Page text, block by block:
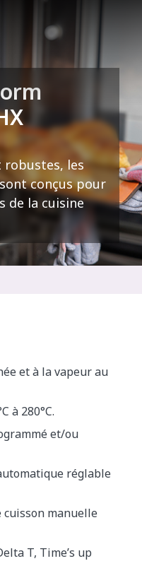
les
conçus pour
de la cuisine
et à la vapeur au
à 280°C.
et/ou
réglable
cuisson manuelle
T, Time’s up